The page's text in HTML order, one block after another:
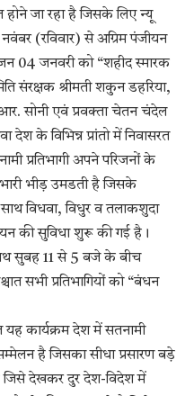
जा रहा है जिसके लिए न्यू
(रविवार) से अग्रिम पंजीयन
04 जनवरी को “शहीद स्मारक
संरक्षक श्रीमती शकुन डहरिया,
सोनी एवं प्रवक्ता चेतन चंदेल
के विभिन्न प्रांतो में निवासरत
प्रतिभागी अपने परिजनों के
भीड़ उमडती है जिसके
विधवा, विधुर व तलाकशुदा
की सुविधा शुरू की गई है।
साथ सुबह 11 से 5 बजे के बीच
सभी प्रतिभागियों को “बंधन
यह कार्यक्रम देश में सतनामी
है जिसका सीधा प्रसारण बड़े
जिसे देखकर दुर देश-विदेश में